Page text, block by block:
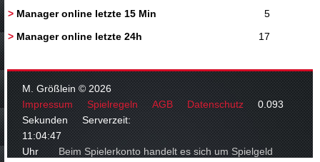
> Manager online letzte 15 Min
5
> Manager online letzte 24h 17
M. Größlein © 2026
Impressum
Spielregeln AGB Datenschutz0.093
Sekunden Serverzeit:
11:04:48
Uhr Beim Spielerkonto handelt es sich um Spielgeld